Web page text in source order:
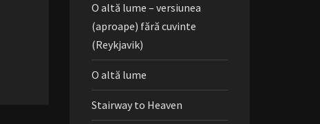
O altă lume – versiunea
(aproape) fără cuvinte
(Reykjavik)
O altă lume
Stairway to Heaven